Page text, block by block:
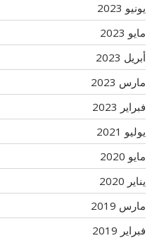
يونيو 2023
مايو 2023
أبريل 2023
مارس 2023
فبراير 2023
يوليو 2021
مايو 2020
يناير 2020
مارس 2019
فبراير 2019